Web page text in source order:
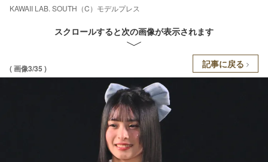
KAWAII LAB. SOUTH（C）モデルプレス
スクロールすると次の画像が表示されます
( 画像3/35 ) 記事に戻る